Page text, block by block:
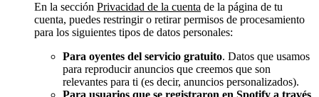
En la sección Privacidad de la cuenta de la página de tu
cuenta, puedes restringir o retirar permisos de procesamiento
para los siguientes tipos de datos personales:
Para oyentes del servicio gratuito. Datos que usamos
para reproducir anuncios que creemos que son
relevantes para ti (es decir, anuncios personalizados).